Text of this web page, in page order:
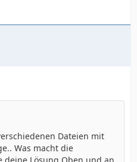
Dateien mit
Was macht die